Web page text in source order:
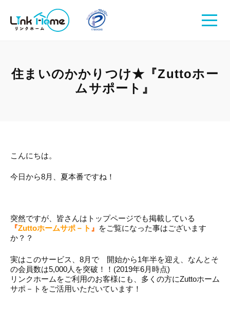
住まいのかかりつけ★『Zuttoホー
ムサポート』
こんにちは。
今日から8月、夏本番ですね！
突然ですが、皆さんはトップページでも掲載している
『Zuttoホームサポ－ト 』 をご覧になった事はございます
か？？
実はこのサービス、8月で 開始から1年半を迎え、なんとそ
の会員数は5,000人を突破！！(2019年6月時点)
リンクホームをご利用のお客様にも、多くの方にZuttoホーム
サポ－トをご活用いただいています！